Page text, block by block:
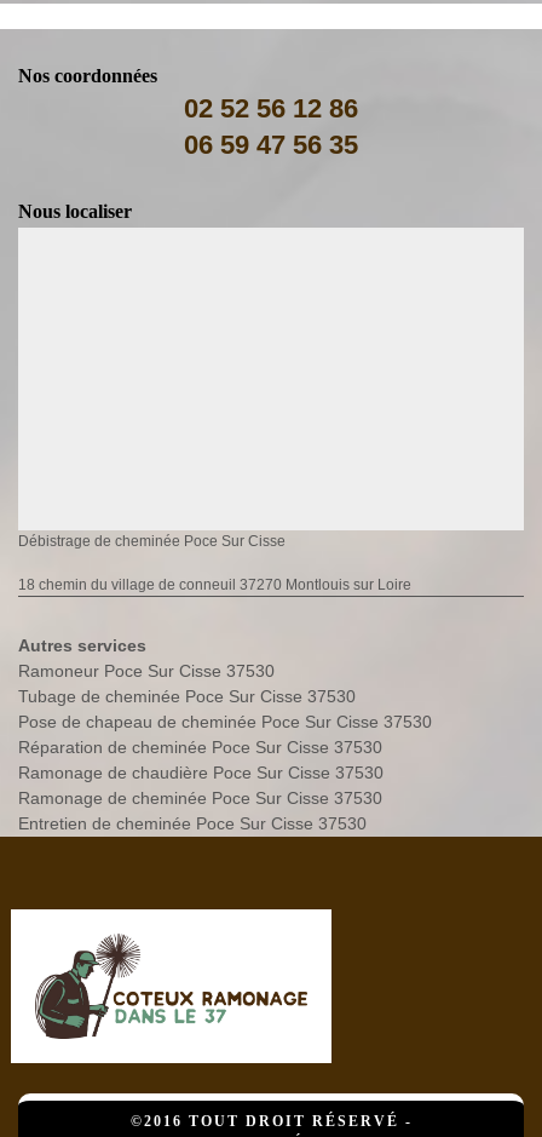
Nos coordonnées
02 52 56 12 86
06 59 47 56 35
Nous localiser
Débistrage de cheminée Poce Sur Cisse
18 chemin du village de conneuil 37270 Montlouis sur Loire
Autres services
Ramoneur Poce Sur Cisse 37530
Tubage de cheminée Poce Sur Cisse 37530
Pose de chapeau de cheminée Poce Sur Cisse 37530
Réparation de cheminée Poce Sur Cisse 37530
Ramonage de chaudière Poce Sur Cisse 37530
Ramonage de cheminée Poce Sur Cisse 37530
Entretien de cheminée Poce Sur Cisse 37530
©2016 TOUT DROIT RÉSERVÉ -